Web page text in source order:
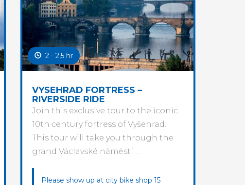
2 - 2,5 hr
VYSEHRAD FORTRESS –
RIVERSIDE RIDE
Join this exclusive tour to the iconic
10th century fortress of Vyšehrad.
This tour will take you through the
grand Václavské náměstí …
Please show up at city bike shop 15